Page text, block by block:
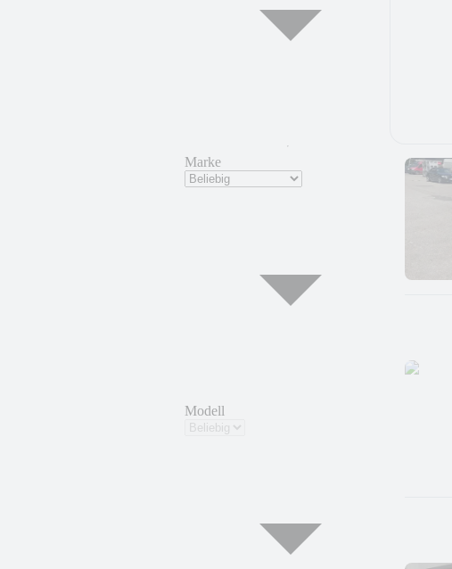
Marke
Modell